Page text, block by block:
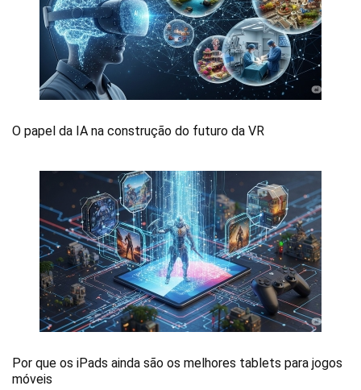
O papel da IA na construção do futuro da VR
Por que os iPads ainda são os melhores tablets para jogos
móveis